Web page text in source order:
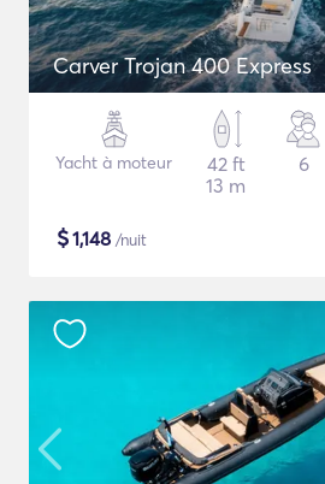
Carver Trojan 400 Express
Yacht à moteur
42 ft
13 m
6
$1,148 /nuit